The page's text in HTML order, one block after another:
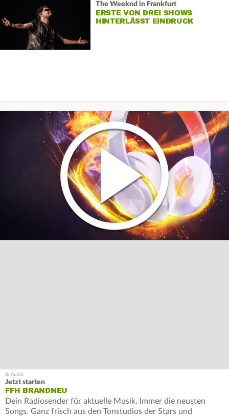
The Weeknd in Frankfurt
ERSTE VON DREI SHOWS
HINTERLÄSST EINDRUCK
Jetzt starten
FFH BRANDNEU
Dein Radiosender für aktuelle Musik. Immer die neusten
Songs. Ganz frisch aus den Tonstudios der Stars und